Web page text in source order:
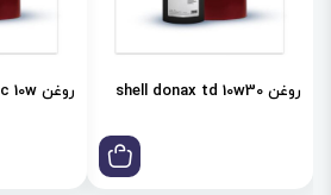
روغن shell donax td 10w30 روغن shell donax tc 10w